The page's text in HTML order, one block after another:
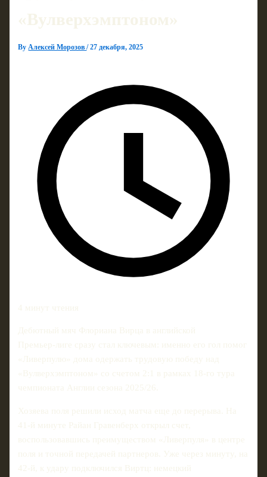
«Вулверхэмптоном»
ByАлексей Морозов/27 декабря, 2025
4 минут чтения
Дебютный мяч Флориана Вирца в английской
Премьер‑лиге сразу стал ключевым: именно его гол помог
«Ливерпулю» дома одержать трудовую победу над
«Вулверхэмптоном» со счетом 2:1 в рамках 18‑го тура
чемпионата Англии сезона 2025/26.
Хозяева поля решили исход матча еще до перерыва. На
41‑й минуте Райан Гравенберх открыл счет,
воспользовавшись преимуществом «Ливерпуля» в центре
поля и точной передачей партнеров. Уже через минуту, на
42‑й, к удару подключился Виртц: немецкий